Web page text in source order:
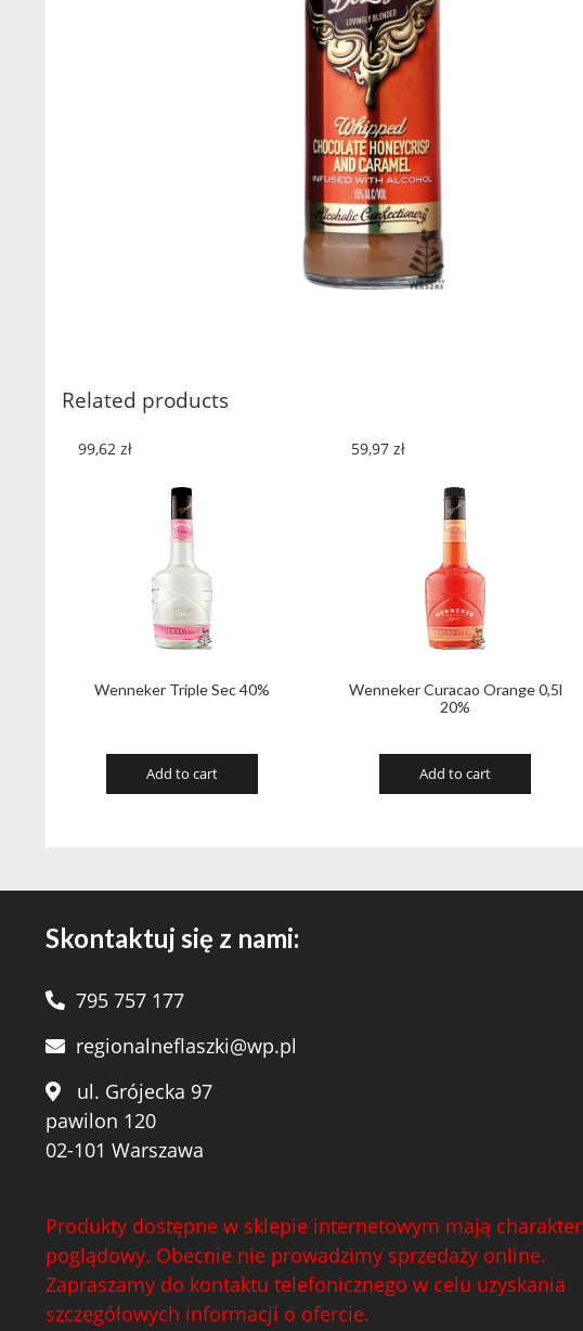
Related products
Wenneker Triple Sec 40%
99,62 zł
Add to cart
Wenneker Curacao Orange 0,5l
20%
59,97 zł
Add to cart
Skontaktuj się z nami:
795 757 177
regionalneflaszki@wp.pl
ul. Grójecka 97
pawilon 120
02-101 Warszawa
Produkty dostępne w sklepie internetowym mają charakter
poglądowy. Obecnie nie prowadzimy sprzedaży online.
Zapraszamy do kontaktu telefonicznego w celu uzyskania
szczegółowych informacji o ofercie.